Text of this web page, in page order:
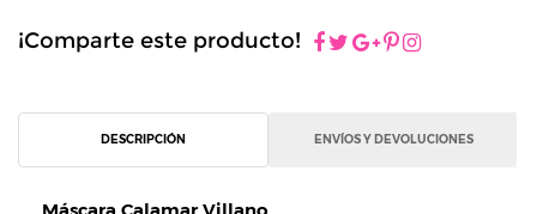
¡Comparte este producto!
DESCRIPCIÓN ENVÍOS Y DEVOLUCIONES